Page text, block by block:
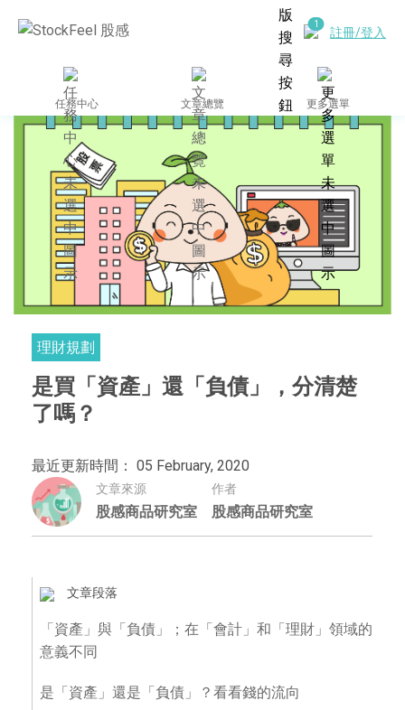
註冊/登入
任務中心 文章總覽 更多選單
理財規劃
是買「資產」還「負債」，分清楚
了嗎？
最近更新時間： 05 February, 2020
文章來源
股感商品研究室
作者
股感商品研究室
文章段落
「資產」與「負債」；在「會計」和「理財」領域的
意義不同
是「資產」還是「負債」？看看錢的流向